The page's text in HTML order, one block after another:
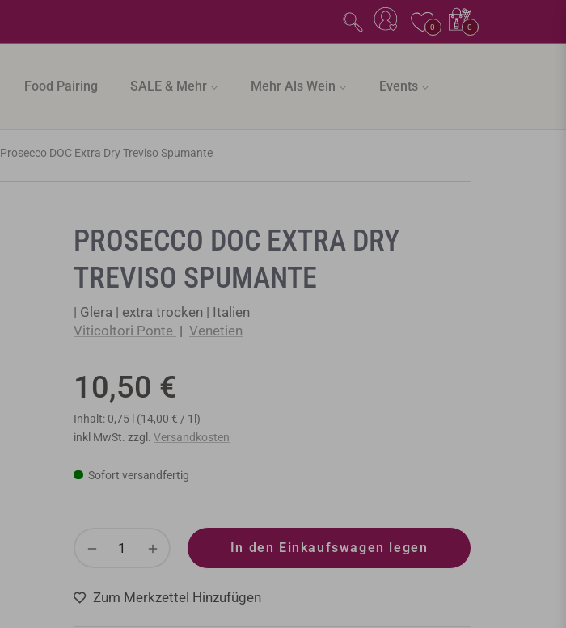
0Einkaufswagen
0
Food Pairing SALE & Mehr Mehr Als Wein Events
Prosecco DOC Extra Dry Treviso Spumante
PROSECCO DOC EXTRA DRY
TREVISO SPUMANTE
| Glera | extra trocken | Italien
Viticoltori Ponte | Venetien
Normaler
Preis
10,50 €
Inhalt: 0,75 l (14,00 € / 1l)
inkl MwSt. zzgl. Versandkosten
Sofort versandfertig
In den Einkaufswagen legen
Zum Merkzettel Hinzufügen